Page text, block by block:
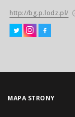
http://bg.p.lodz.pl/
MAPA STRONY